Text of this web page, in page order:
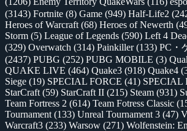
(3143) Fortnite (8) Game (949) Half-Life2
Heroes of Warcraft (68) Heroes of Newerth
Storm (5) League of Legends (590) Left 4
(329) Overwatch (314) Painkiller(133) PC・
(2437) PUBG (252) PUBG MOBILE (3)
QUAKE LIVE (464) Quake3 (918) Quake4
Siege (19) SPECIAL FORCE (41) SPECIAL
StarCraft (59) StarCraft II (215) Steam (931)
Team Fortress 2 (614) Team Fotress Classic
Tournament (133) Unreal Tournament 3 (47)
Warcraft3 (233) Warsow (271) Wolfenstein: